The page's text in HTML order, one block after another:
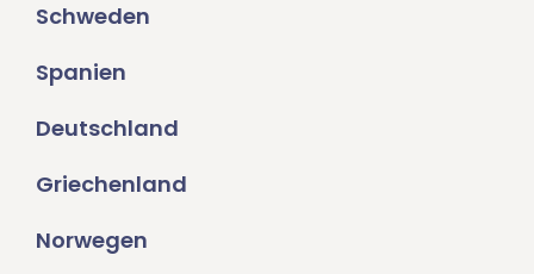
Schweden
Spanien
Deutschland
Griechenland
Norwegen